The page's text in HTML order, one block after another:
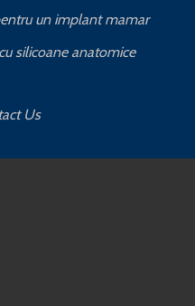
un implant mamar
silicoane anatomice
Us